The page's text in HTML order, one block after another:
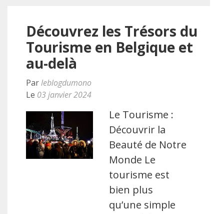
Découvrez les Trésors du
Tourisme en Belgique et
au-delà
Parleblogdumono
Le 03 janvier 2024
Le Tourisme :
Découvrir la
Beauté de Notre
Monde Le
tourisme est
bien plus
qu’une simple